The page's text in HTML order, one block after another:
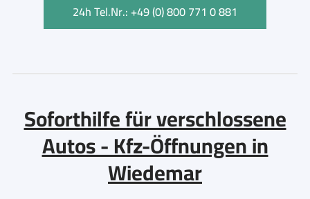
24h Tel.Nr.: +49 (0) 800 771 0 881
Soforthilfe für verschlossene
Autos - Kfz-Öffnungen in
Wiedemar